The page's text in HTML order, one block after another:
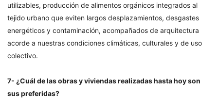
utilizables, producción de alimentos orgánicos integrados al
tejido urbano que eviten largos desplazamientos, desgastes
energéticos y contaminación, acompañados de arquitectura
acorde a nuestras condiciones climáticas, culturales y de uso
colectivo.
7- ¿Cuál de las obras y viviendas realizadas hasta hoy son
sus preferidas?